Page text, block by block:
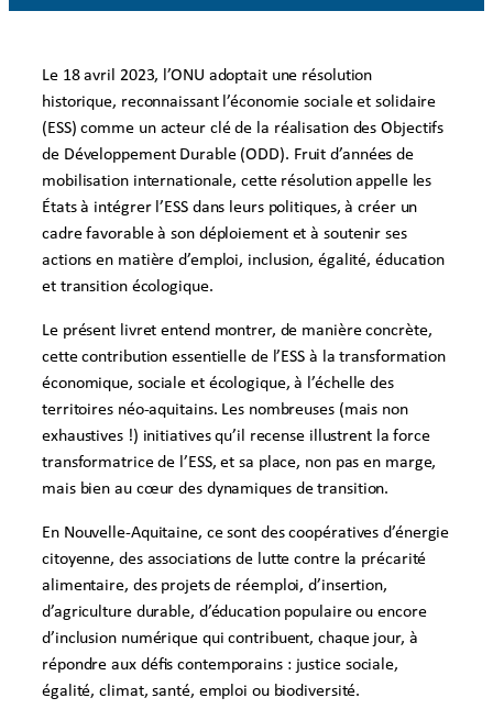
Le 18 avril 2023, l’ONU adoptait une résolution
historique, reconnaissant l’économie sociale et solidaire
(ESS) comme un acteur clé de la réalisation des Objectifs
de Développement Durable (ODD). Fruit d’années de
mobilisation internationale, cette résolution appelle les
États à intégrer l’ESS dans leurs politiques, à créer un
cadre favorable à son déploiement et à soutenir ses
actions en matière d’emploi, inclusion, égalité, éducation
et transition écologique.
Le présent livret entend montrer, de manière concrète,
cette contribution essentielle de l’ESS à la transformation
économique, sociale et écologique, à l’échelle des
territoires néo-aquitains. Les nombreuses (mais non
exhaustives !) initiatives qu’il recense illustrent la force
transformatrice de l’ESS, et sa place, non pas en marge,
mais bien au cœur des dynamiques de transition.
En Nouvelle-Aquitaine, ce sont des coopératives d’énergie
citoyenne, des associations de lutte contre la précarité
alimentaire, des projets de réemploi, d’insertion,
d’agriculture durable, d’éducation populaire ou encore
d’inclusion numérique qui contribuent, chaque jour, à
répondre aux déﬁs contemporains : justice sociale,
égalité, climat, santé, emploi ou biodiversité.